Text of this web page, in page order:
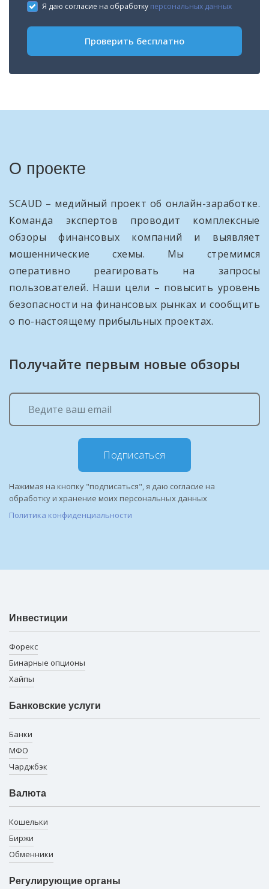
States
+1
Я даю согласие на обработку персональных данных
Проверить бесплатно
О проекте
SCAUD – медийный проект об онлайн-заработке.
Команда экспертов проводит комплексные
обзоры финансовых компаний и выявляет
мошеннические схемы. Мы стремимся
оперативно реагировать на запросы
пользователей. Наши цели – повысить уровень
безопасности на финансовых рынках и сообщить
о по-настоящему прибыльных проектах.
Получайте первым новые обзоры
Подписаться
Нажимая на кнопку "подписаться", я даю согласие на
обработку и хранение моих персональных данных
Политика конфиденциальности
Инвестиции
Форекс
Бинарные опционы
Хайпы
Банковские услуги
Банки
МФО
Чарджбэк
Валюта
Кошельки
Биржи
Обменники
Регулирующие органы